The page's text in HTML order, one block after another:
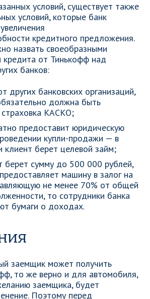
условий, существует также
условий, которые банк
кредитного предложения.
назвать своеобразными
кредита от Тинькофф над
банков:
других банковских организаций,
должна быть
КАСКО;
предоставит юридическую
купли-продажи — в
клиент берет целевой займ;
берет сумму до 500 000 рублей,
машину в залог на
не менее 70% от общей
то сотрудники банка
бумаги о доходах.
заемщик может получить
то же верно и для автомобиля,
заемщика, будет
Поэтому перед